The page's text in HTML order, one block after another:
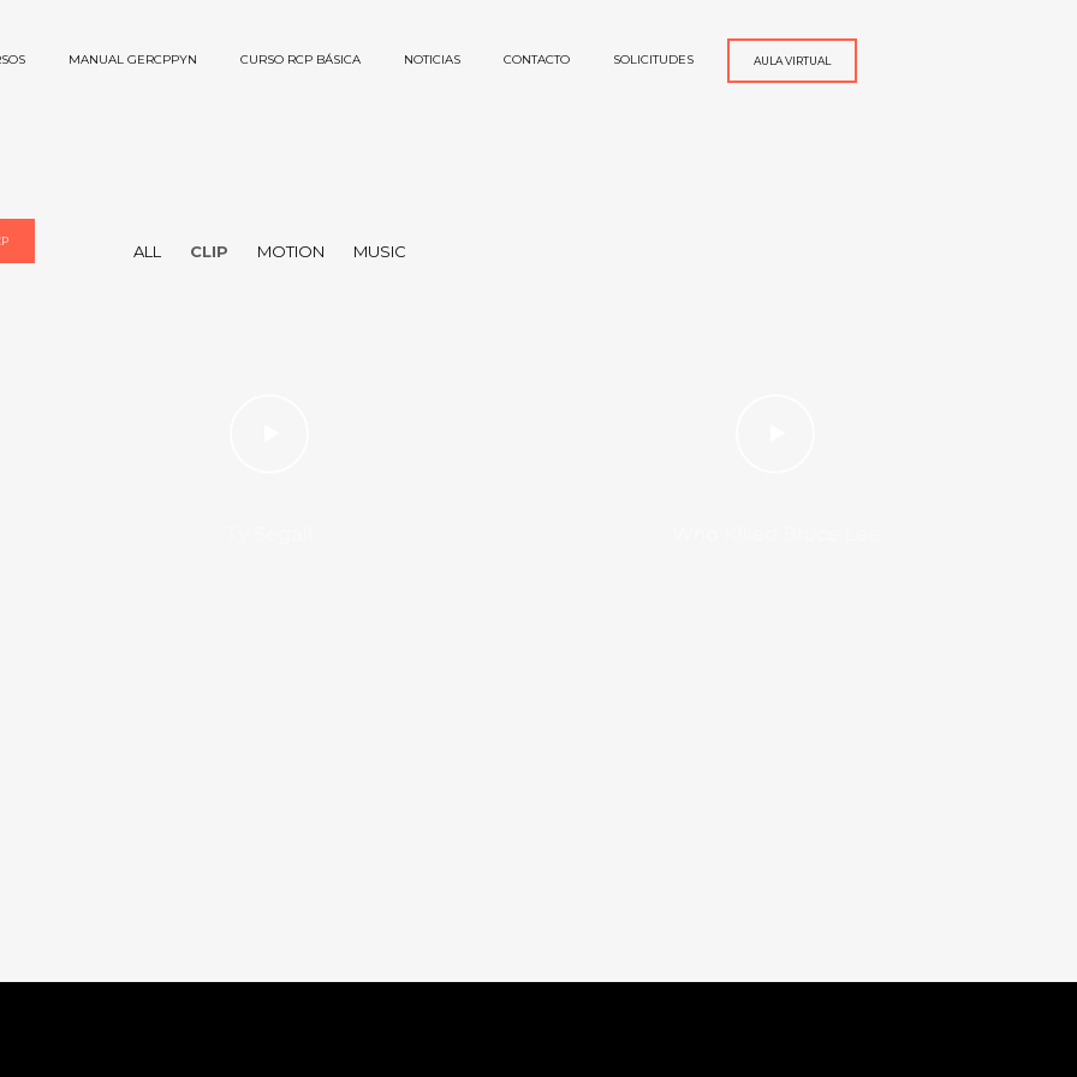
MANUAL GERCPPYN CURSO RCP BÁSICA NOTICIAS CONTACTO SOLICITUDES AULA VIRTUAL
ALL CLIP MOTION MUSIC